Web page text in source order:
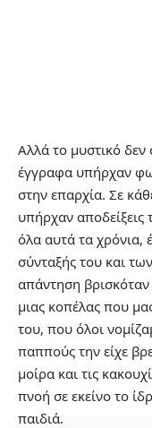
Αλλά το μυστικό δεν
έγγραφα υπήρχαν
στην επαρχία. Σε
υπήρχαν
όλα αυτά τα χρόνια,
σύνταξής του και
απάντηση
μιας κοπέλας που
του, που όλοι
παππούς την είχε
μοίρα και τις
πνοή σε εκείνο το
παιδιά.